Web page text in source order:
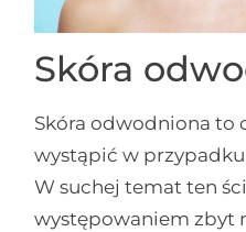
Skóra
Skóra odwodniona to
wystąpić w
W suchej temat ten
występowaniem zbyt